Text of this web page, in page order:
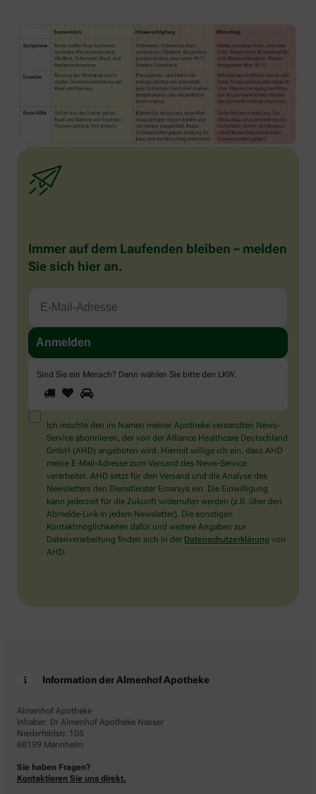
Immer auf dem Laufenden bleiben – melden
Sie sich hier an.
Sind Sie ein Mensch? Dann wählen Sie bitte den LKW
Sie
ein
Mensch?
Dann
wählen
Sie
bitte
den
LKW.
1 2
Ich möchte den im Namen meiner Apotheke versandten News-
Service abonnieren, der von der Alliance Healthcare Deutschland
GmbH (AHD) angeboten wird. Hiermit willige ich ein, dass AHD
meine E-Mail-Adresse zum Versand des News-Service
verarbeitet. AHD setzt für den Versand und die Analyse des
Newsletters den Dienstleister Emarsys ein. Die Einwilligung
kann jederzeit für die Zukunft widerrufen werden (z.B. über den
Abmelde-Link in jedem Newsletter). Die sonstigen
Kontaktmöglichkeiten dafür und weitere Angaben zur
Datenverarbeitung finden sich in der Datenschutzerklärung von
AHD.
Information der Almenhof Apotheke
Almenhof Apotheke
Inhaber: Dr Almenhof Apotheke Nasser
Niederfeldstr. 105
68199 Mannheim
Sie haben Fragen?
Kontaktieren Sie uns direkt.